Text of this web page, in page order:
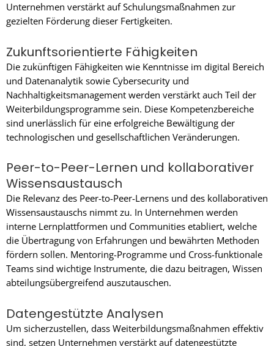
Unternehmen verstärkt auf Schulungsmaßnahmen zur
gezielten Förderung dieser Fertigkeiten.
Zukunftsorientierte Fähigkeiten
Die zukünftigen Fähigkeiten wie Kenntnisse im digital Bereich
und Datenanalytik sowie Cybersecurity und
Nachhaltigkeitsmanagement werden verstärkt auch Teil der
Weiterbildungsprogramme sein. Diese Kompetenzbereiche
sind unerlässlich für eine erfolgreiche Bewältigung der
technologischen und gesellschaftlichen Veränderungen.
Peer-to-Peer-Lernen und kollaborativer
Wissensaustausch
Die Relevanz des Peer-to-Peer-Lernens und des kollaborativen
Wissensaustauschs nimmt zu. In Unternehmen werden
interne Lernplattformen und Communities etabliert, welche
die Übertragung von Erfahrungen und bewährten Methoden
fördern sollen. Mentoring-Programme und Cross-funktionale
Teams sind wichtige Instrumente, die dazu beitragen, Wissen
abteilungsübergreifend auszutauschen.
Datengestützte Analysen
Um sicherzustellen, dass Weiterbildungsmaßnahmen effektiv
sind, setzen Unternehmen verstärkt auf datengestützte